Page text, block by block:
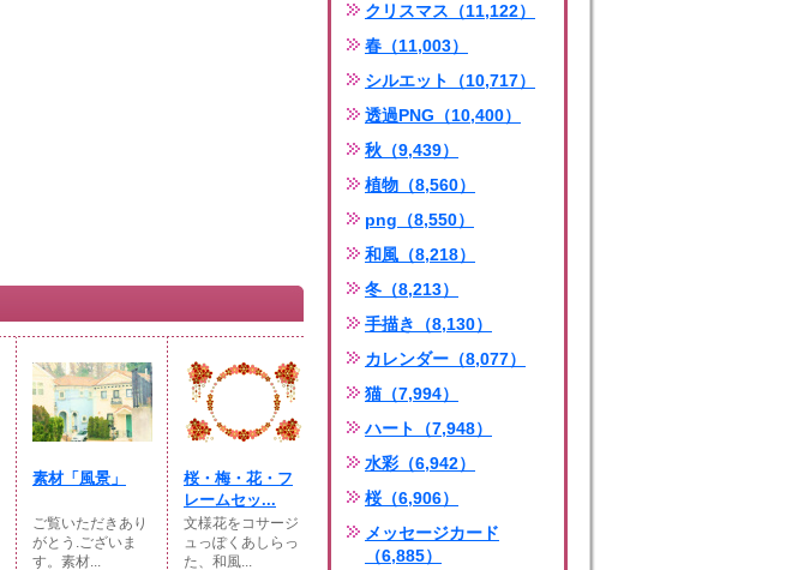
素材「風景」
ご覧いただきあり
がとう.ございま
す。素材...
桜・梅・花・フ
レームセッ...
文様花をコサージ
ュっぽくあしらっ
た、和風...
クリスマス（11,122）
春（11,003）
シルエット（10,717）
透過PNG（10,400）
秋（9,439）
植物（8,560）
png（8,550）
和風（8,218）
冬（8,213）
手描き（8,130）
カレンダー（8,077）
猫（7,994）
ハート（7,948）
水彩（6,942）
桜（6,906）
メッセージカード
（6,885）